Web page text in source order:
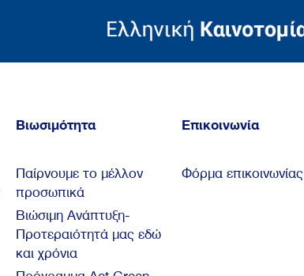
Βιωσιμότητα
Παίρνουμε το μέλλον
προσωπικά
Βιώσιμη Ανάπτυξη-
Προτεραιότητά μας εδώ
και χρόνια
Επικοινωνία
Φόρμα επικοινωνίας